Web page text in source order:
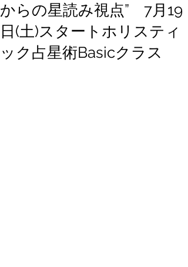
からの星読み視点” 7月19
日(土)スタートホリスティ
ック占星術Basicクラス